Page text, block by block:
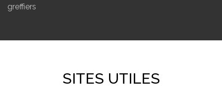
greffiers
SITES UTILES